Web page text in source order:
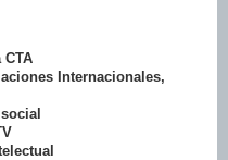
CTA
Internacionales,